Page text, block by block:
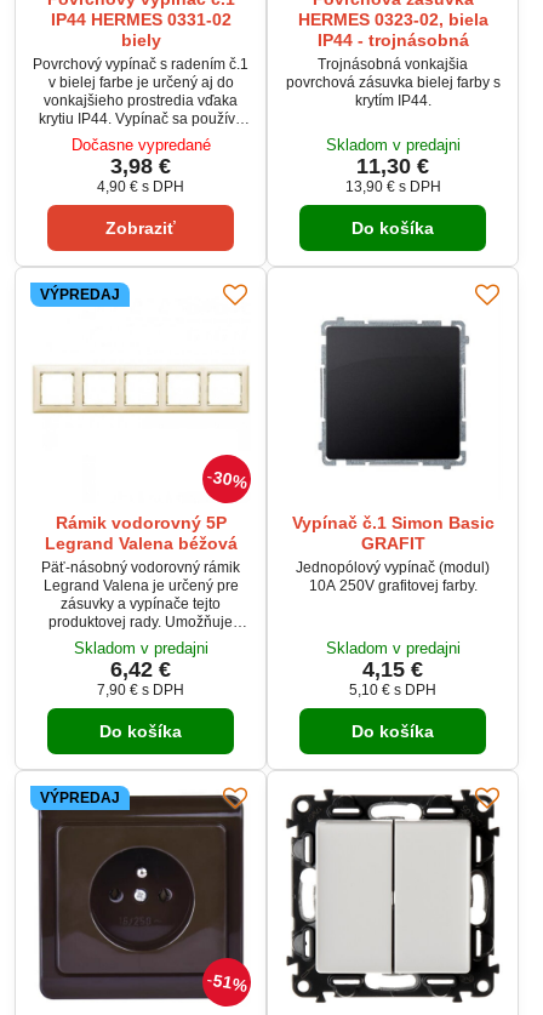
IP44 HERMES 0331-02
biely
Povrchový vypínač s radením č.1
v bielej farbe je určený aj do
vonkajšieho prostredia vďaka
krytiu IP44. Vypínač sa používa
pre ovládanie vypínanie a
zapínanie osvetlenia z jedného
miesta
Dočasne vypredané
3,98 €
4,90 € s DPH
Zobraziť
HERMES 0323-02, biela
IP44 - trojnásobná
Trojnásobná vonkajšia
povrchová zásuvka bielej farby s
krytím IP44.
Skladom v predajni
11,30 €
13,90 € s DPH
Do košíka
30%
VÝPREDAJ
Rámik vodorovný 5P
Legrand Valena béžová
Päť-násobný vodorovný rámik
Legrand Valena je určený pre
zásuvky a vypínače tejto
produktovej rady. Umožňuje
estetické a praktické
usporiadanie piatich
elektroinštalačných prístrojov
vedľa seba. Vyrobený z
odolného plastu, ktorý
zabezpečuje dlhú životnosť a
Skladom v predajni
6,42 €
7,90 € s DPH
Do košíka
Vypínač č.1 Simon Basic
GRAFIT
Jednopólový vypínač (modul)
10A 250V grafitovej farby.
Skladom v predajni
4,15 €
5,10 € s DPH
Do košíka
51%
VÝPREDAJ